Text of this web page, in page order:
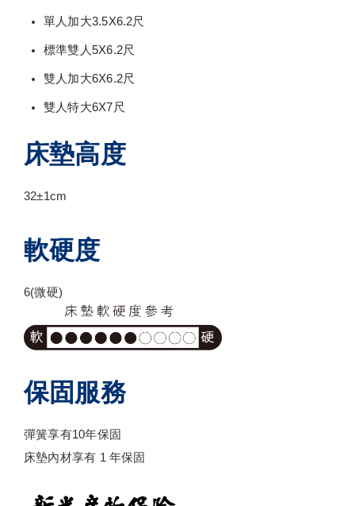
單人加大3.5X6.2尺
標準雙人5X6.2尺
雙人加大6X6.2尺
雙人特大6X7尺
床墊高度
32±1cm
軟硬度
6(微硬)
保固服務
彈簧享有10年保固
床墊內材享有 1 年保固